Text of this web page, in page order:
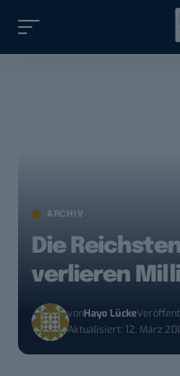
ARCHIV
Die
verlieren
vonHayo Lücke
Aktualisiert: 12. März